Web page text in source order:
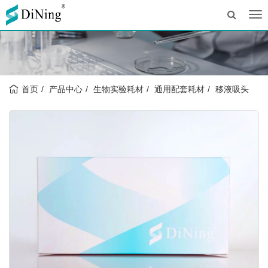
首页 产品中心 生物实验耗材 通用配套耗材 移液吸头